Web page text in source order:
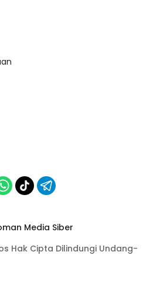
Media Siber
Hak Cipta Dilindungi Undang-